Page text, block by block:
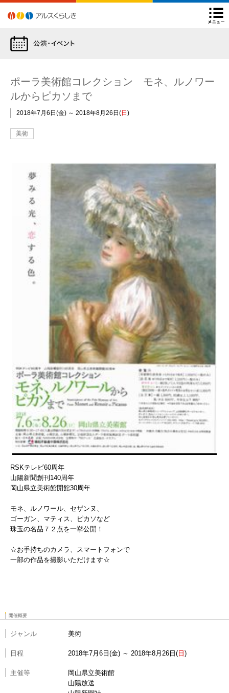
Instagram
YouTube
ARSチ
閉
アルスくらしき
ポーラ美術館コレクション モネ、ルノワー
ルからピカソまで
2018年7月6日 金 ～ 2018年8月26日 日
美術
RSKテレビ60周年
山陽新聞創刊140周年
岡山県立美術館開館30周年
モネ、ルノワール、セザンヌ、
ゴーガン、マティス、ピカソなど
珠玉の名品７２点を一挙公開！
☆お手持ちのカメラ、スマートフォンで
一部の作品を撮影いただけます☆
開催概要
ジャンル 美術
日程 2018年7月6日 金 ～ 2018年8月26日 日
主催等
岡山県立美術館
山陽放送